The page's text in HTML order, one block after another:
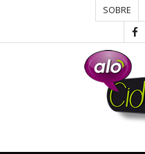
SOBRE